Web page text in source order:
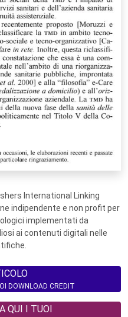
International Linking
indipendente e non profit per
implementati da
ai contenuti digitali nelle
DOWNLOAD CREDIT
QUI I TUOI